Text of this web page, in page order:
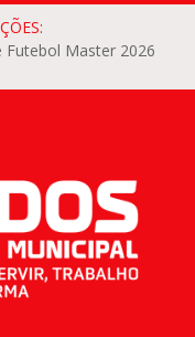
Futebol Master 2026